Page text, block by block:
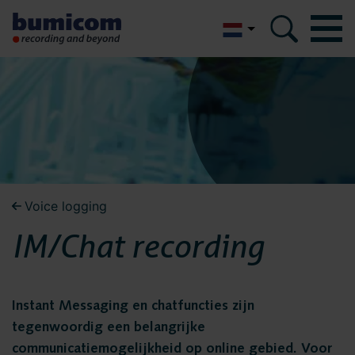
English
Over Bumicom
Bumicom referenties
Bumicom
certificeringen
Bumicom certificeringen
Privacy en data security
Vacatures
Recording
Voice logging
Voice logging
IM/Chat recording
Instant Messaging en chatfuncties zijn
tegenwoordig een belangrijke
communicatiemogelijkheid op online gebied. Voor